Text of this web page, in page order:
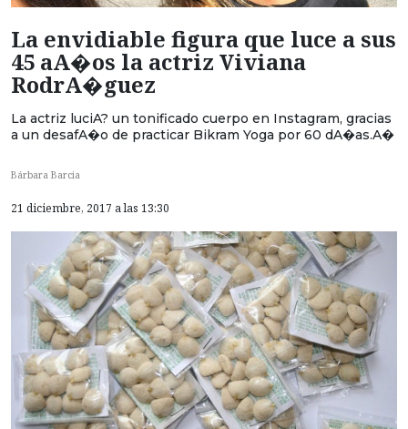
La envidiable figura que luce a sus
45 aA�os la actriz Viviana
RodrA�guez
La actriz luciA? un tonificado cuerpo en Instagram, gracias
a un desafA�o de practicar Bikram Yoga por 60 dA�as.A�
Bárbara Barcia
21 diciembre, 2017 a las 13:30